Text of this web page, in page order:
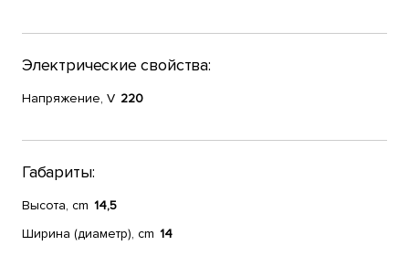
Электрические свойства:
Напряжение, V 220
Габариты:
Высота, cm 14,5
Ширина (диаметр), cm 14